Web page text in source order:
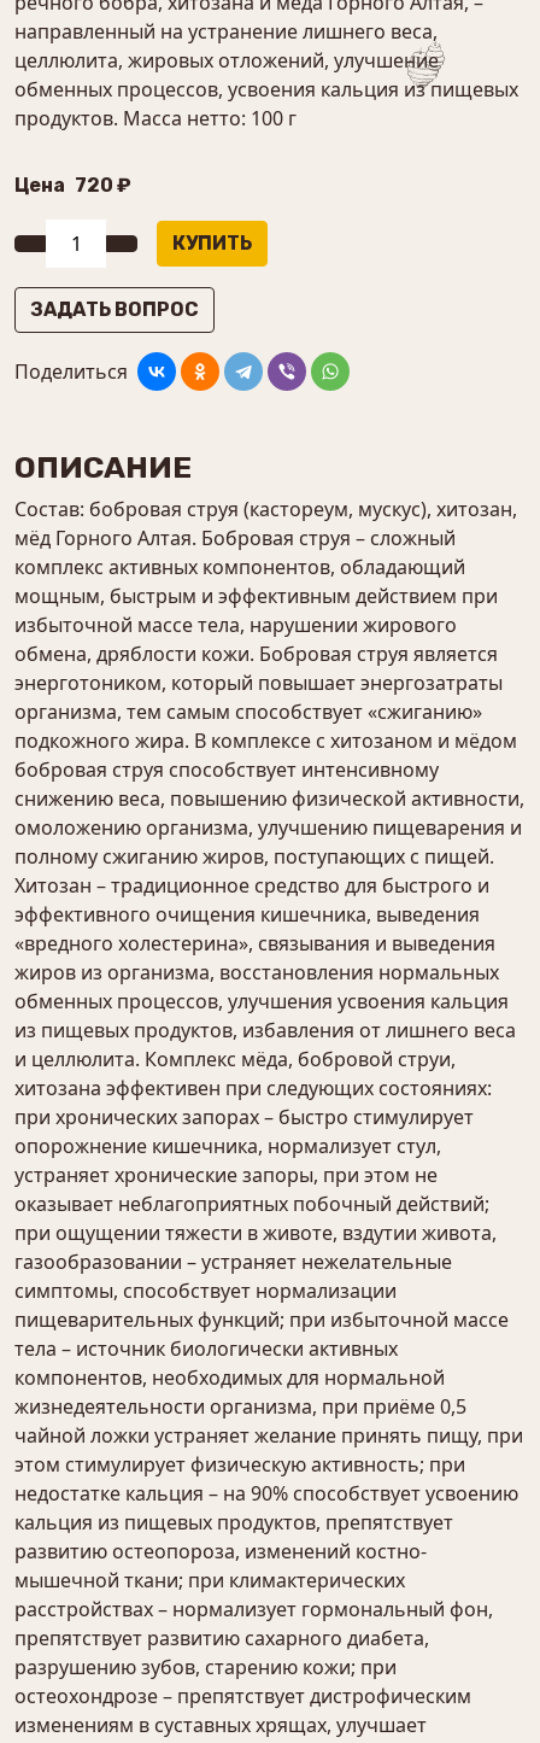
направленный на устранение лишнего веса,
целлюлита, жировых отложений, улучшение
обменных процессов, усвоения кальция из пищевых
продуктов. Масса нетто: 100 г
Цена 720 ₽
ЗАДАТЬ ВОПРОС
Поделиться
ОПИСАНИЕ
Состав: бобровая струя (кастореум, мускус), хитозан,
мёд Горного Алтая. Бобровая струя – сложный
комплекс активных компонентов, обладающий
мощным, быстрым и эффективным действием при
избыточной массе тела, нарушении жирового
обмена, дряблости кожи. Бобровая струя является
энерготоником, который повышает энергозатраты
организма, тем самым способствует «сжиганию»
подкожного жира. В комплексе с хитозаном и мёдом
бобровая струя способствует интенсивному
снижению веса, повышению физической активности,
омоложению организма, улучшению пищеварения и
полному сжиганию жиров, поступающих с пищей.
Хитозан – традиционное средство для быстрого и
эффективного очищения кишечника, выведения
«вредного холестерина», связывания и выведения
жиров из организма, восстановления нормальных
обменных процессов, улучшения усвоения кальция
из пищевых продуктов, избавления от лишнего веса
и целлюлита. Комплекс мёда, бобровой струи,
хитозана эффективен при следующих состояниях:
при хронических запорах – быстро стимулирует
опорожнение кишечника, нормализует стул,
устраняет хронические запоры, при этом не
оказывает неблагоприятных побочный действий;
при ощущении тяжести в животе, вздутии живота,
газообразовании – устраняет нежелательные
симптомы, способствует нормализации
пищеварительных функций; при избыточной массе
тела – источник биологически активных
компонентов, необходимых для нормальной
жизнедеятельности организма, при приёме 0,5
чайной ложки устраняет желание принять пищу, при
этом стимулирует физическую активность; при
недостатке кальция – на 90% способствует усвоению
кальция из пищевых продуктов, препятствует
развитию остеопороза, изменений костно-
мышечной ткани; при климактерических
расстройствах – нормализует гормональный фон,
препятствует развитию сахарного диабета,
разрушению зубов, старению кожи; при
остеохондрозе – препятствует дистрофическим
изменениям в суставных хрящах, улучшает